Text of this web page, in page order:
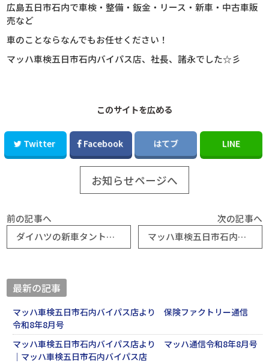
広島五日市石内で車検・整備・鈑金・リース・新車・中古車販
売など
車のことならなんでもお任せください！
マッハ車検五日市石内バイパス店、社長、諸永でした☆彡
このサイトを広める
Twitter Facebook はてブ LINE
お知らせページへ
前の記事へ
ダイハツの新車タントカスタムＲＳ納車｜マッハ車検広島五日市石内店
次の記事へ
マッハ車検五日市石内バイパス店より 保険ファクトリー通信 令和５年３月号
最新の記事
マッハ車検五日市石内バイパス店より 保険ファクトリー通信
令和8年8月号
マッハ車検五日市石内バイパス店より マッハ通信令和8年8月号
｜マッハ車検五日市石内バイパス店